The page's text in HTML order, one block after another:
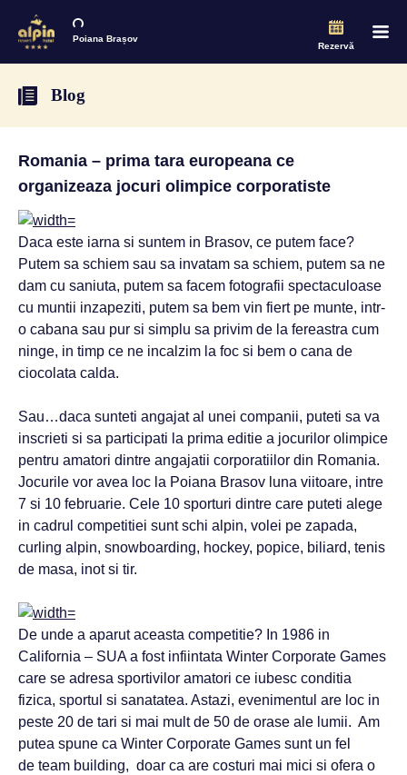
Poiana Brașov
Rezervă
Blog
Romania – prima tara europeana ce
organizeaza jocuri olimpice corporatiste
Daca este iarna si suntem in Brasov, ce putem face?
Putem sa schiem sau sa invatam sa schiem, putem sa ne
dam cu saniuta, putem sa facem fotografii spectaculoase
cu muntii inzapeziti, putem sa bem vin fiert pe munte, intr-
o cabana sau pur si simplu sa privim de la fereastra cum
ninge, in timp ce ne incalzim la foc si bem o cana de
ciocolata calda.
Sau…daca sunteti angajat al unei companii, puteti sa va
inscrieti si sa participati la prima editie a jocurilor olimpice
pentru amatori dintre angajatii corporatiilor din Romania.
Jocurile vor avea loc la Poiana Brasov luna viitoare, intre
7 si 10 februarie. Cele 10 sporturi dintre care puteti alege
in cadrul competitiei sunt schi alpin, volei pe zapada,
curling alpin, snowboarding, hockey, popice, biliard, tenis
de masa, inot si tir.
De unde a aparut aceasta competitie? In 1986 in
California – SUA a fost infiintata Winter Corporate Games
care se adresa sportivilor amatori ce iubesc conditia
fizica, sportul si sanatatea. Astazi, evenimentul are loc in
peste 20 de tari si mai mult de 50 de orase ale lumii. Am
putea spune ca Winter Corporate Games sunt un fel
de team building, doar ca are costuri mai mici si ofera o